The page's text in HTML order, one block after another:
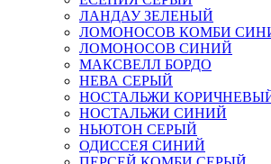
ЛАНДАУ ЗЕЛЕНЫЙ
ЛОМОНОСОВ КОМБИ
ЛОМОНОСОВ СИНИЙ
МАКСВЕЛЛ БОРДО
НЕВА СЕРЫЙ
НОСТАЛЬЖИ
НОСТАЛЬЖИ СИНИЙ
НЬЮТОН СЕРЫЙ
ОДИССЕЯ СИНИЙ